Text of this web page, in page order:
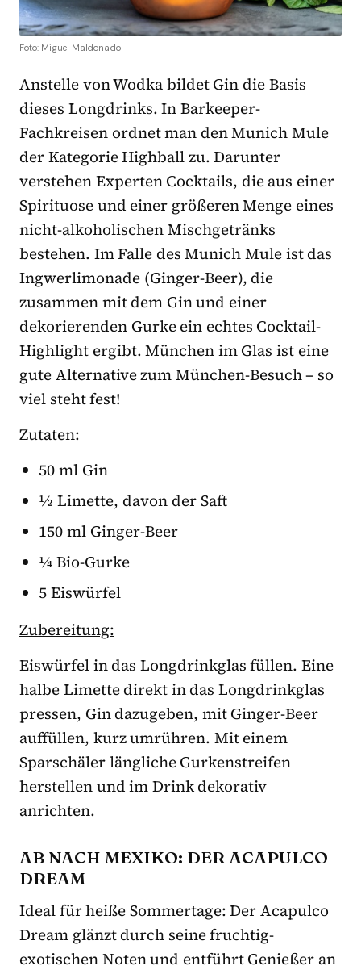
Foto: Miguel Maldonado
Anstelle von Wodka bildet Gin die Basis
dieses Longdrinks. In Barkeeper-
Fachkreisen ordnet man den Munich Mule
der Kategorie Highball zu. Darunter
verstehen Experten Cocktails, die aus einer
Spirituose und einer größeren Menge eines
nicht-alkoholischen Mischgetränks
bestehen. Im Falle des Munich Mule ist das
Ingwerlimonade (Ginger-Beer), die
zusammen mit dem Gin und einer
dekorierenden Gurke ein echtes Cocktail-
Highlight ergibt. München im Glas ist eine
gute Alternative zum München-Besuch – so
viel steht fest!
Zutaten:
50 ml Gin
½ Limette, davon der Saft
150 ml Ginger-Beer
¼ Bio-Gurke
5 Eiswürfel
Zubereitung:
Eiswürfel in das Longdrinkglas füllen. Eine
halbe Limette direkt in das Longdrinkglas
pressen, Gin dazugeben, mit Ginger-Beer
auffüllen, kurz umrühren. Mit einem
Sparschäler längliche Gurkenstreifen
herstellen und im Drink dekorativ
anrichten.
AB NACH MEXIKO: DER ACAPULCO
DREAM
Ideal für heiße Sommertage: Der Acapulco
Dream glänzt durch seine fruchtig-
exotischen Noten und entführt Genießer an